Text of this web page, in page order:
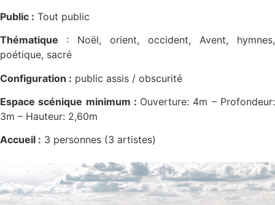
Public : Tout public
Thématique : Noël, orient, occident, Avent, hymnes,
poétique, sacré
Configuration : public assis / obscurité
Espace scénique minimum : Ouverture: 4m – Profondeur:
3m – Hauteur: 2,60m
Accueil : 3 personnes (3 artistes)